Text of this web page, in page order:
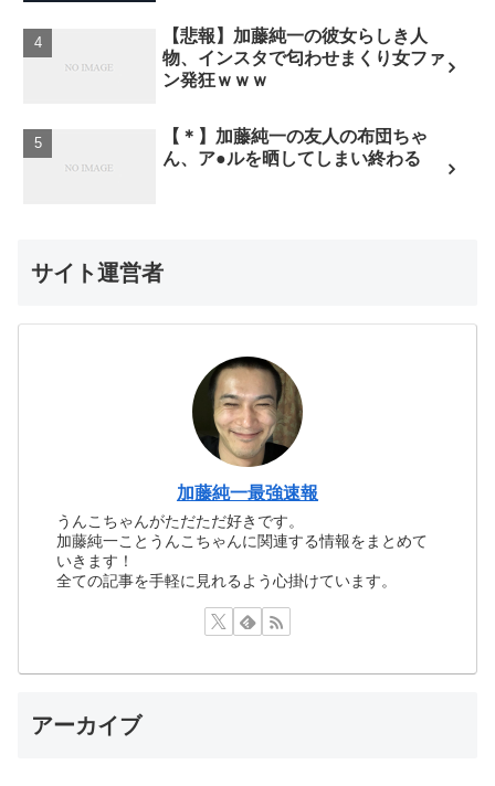
【悲報】加藤純一の彼女らしき人
物、インスタで匂わせまくり女ファ
ン発狂ｗｗｗ
【＊】加藤純一の友人の布団ちゃ
ん、ア●ルを晒してしまい終わる
サイト運営者
加藤純一最強速報
うんこちゃんがただただ好きです。
加藤純一ことうんこちゃんに関連する情報をまとめて
いきます！
全ての記事を手軽に見れるよう心掛けています。
アーカイブ